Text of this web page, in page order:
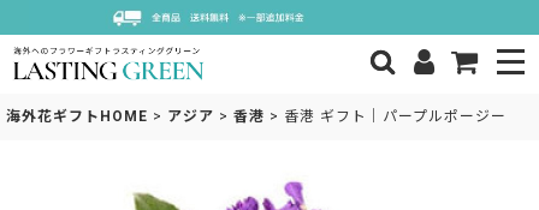
海外花ギフトHOME > アジア > 香港 > 香港 ギフト｜パープルポージー